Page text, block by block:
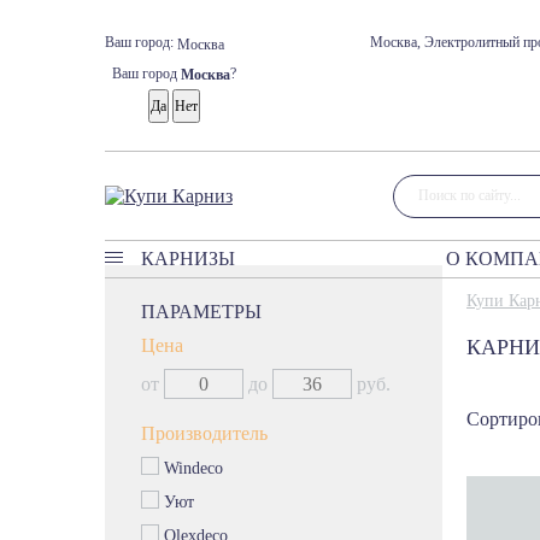
Ваш город: Москва
Ваш город Москва?
Москва, Электролитный
КАРНИЗЫ
Классические карнизы
Профильные карнизы
Карнизы без управления
Багетные карнизы
Римские карнизы
Мини карнизы Кафе
О
ПАРАМЕТРЫ
Цена
от
до руб.
Производитель
Windeco
Уют
Olexdeco
Купи